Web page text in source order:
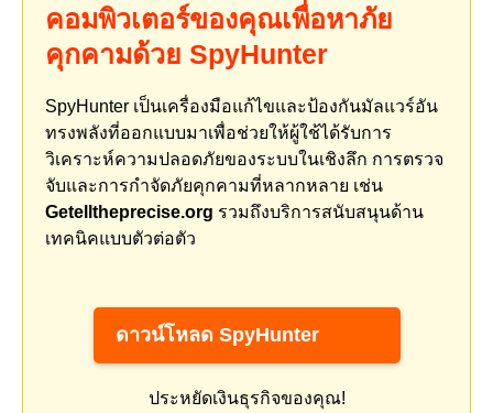
คอมพิวเตอร์ของคุณเพื่อหาภัย
คุกคามด้วย SpyHunter
SpyHunter เป็นเครื่องมือแก้ไขและป้องกันมัลแวร์อัน
ทรงพลังที่ออกแบบมาเพื่อช่วยให้ผู้ใช้ได้รับการ
วิเคราะห์ความปลอดภัยของระบบในเชิงลึก การตรวจ
จับและการกำจัดภัยคุกคามที่หลากหลาย เช่น
Getelltheprecise.org รวมถึงบริการสนับสนุนด้าน
เทคนิคแบบตัวต่อตัว
ดาวน์โหลด SpyHunter
ประหยัดเงินธุรกิจของคุณ!